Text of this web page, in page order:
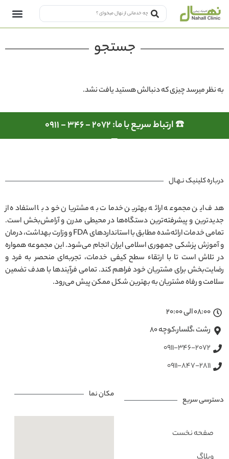
جستجو
به نظر میرسد چیزی که دنبالش هستید یافت نشد.
☎️ ارتباط سریع با ما: 2072 - 346 - 0911
درباره کلینیک نـهـال
هدف این مجموعه ارائه بهترین خدمات به مشتریان خود با استفاده از
جدیدترین و پیشرفته‌ترین دستگاه‌ها در محیطی مدرن و آرامش‌بخش است.
تمامی خدمات ارائه‌شده مطابق با استانداردهای FDA و وزارت بهداشت، درمان
و آموزش پزشکی جمهوری اسلامی ایران انجام می‌شود. این مجموعه همواره
در تلاش است تا با ارتقاء سطح کیفی خدمات، تجربه‌ای منحصر به فرد و
رضایت‌بخش برای مشتریان خود فراهم کند. تمامی فرآیندها با هدف تضمین
سلامت و رفاه مشتریان به بهترین شکل ممکن پیش می‌رود.
08:00 الی 20:00
رشت ،گلسار،کوچه ۸۰
0911-346-2072
0911-847-2811
دسترسی سریع
صفحه نخست
مکان نما